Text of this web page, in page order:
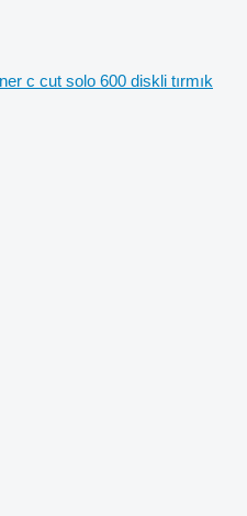
c cut solo 600 diskli tırmık